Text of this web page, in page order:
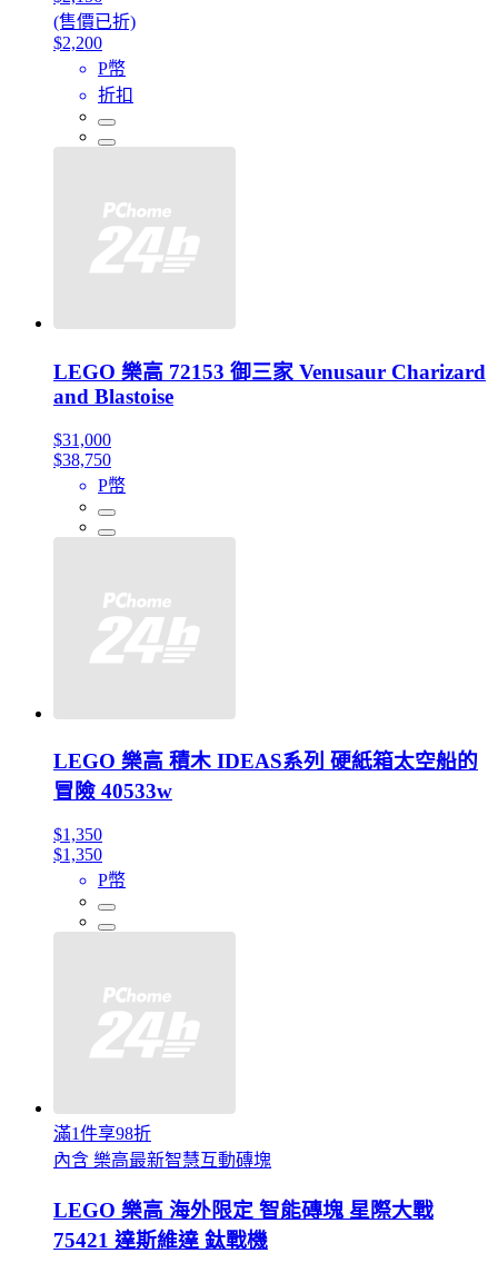
(售價已折)
$2,200
P幣
折扣
LEGO 樂高 72153 御三家 Venusaur Charizard
and Blastoise
$31,000
$38,750
P幣
LEGO 樂高 積木 IDEAS系列 硬紙箱太空船的
冒險 40533w
$1,350
$1,350
P幣
滿1件享98折
內含 樂高最新智慧互動磚塊
LEGO 樂高 海外限定 智能磚塊 星際大戰
75421 達斯維達 鈦戰機